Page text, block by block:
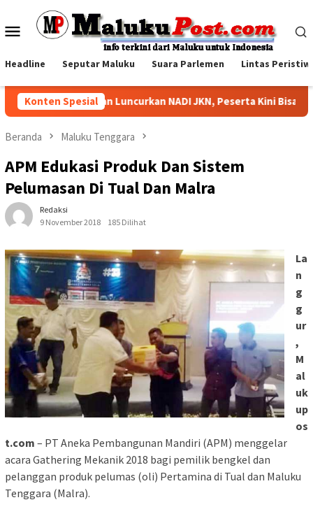
konten
Menu
Headline Seputar Maluku Suara Parlemen Lintas
Konten Spesial
BPJS Kesehatan Luncurkan NADI JKN, Peserta Kini Bisa
Beranda Maluku Tenggara
APM Edukasi Produk Dan Sistem
Pelumasan Di Tual Dan Malra
Redaksi
9 November 2018
185 Dilihat
La
n
g
g
ur
,
M
al
uk
up
os
t.com – PT Aneka Pembangunan Mandiri (APM) menggelar
acara Gathering Mekanik 2018 bagi pemilik bengkel dan
pelanggan produk pelumas (oli) Pertamina di Tual dan Maluku
Tenggara (Malra).